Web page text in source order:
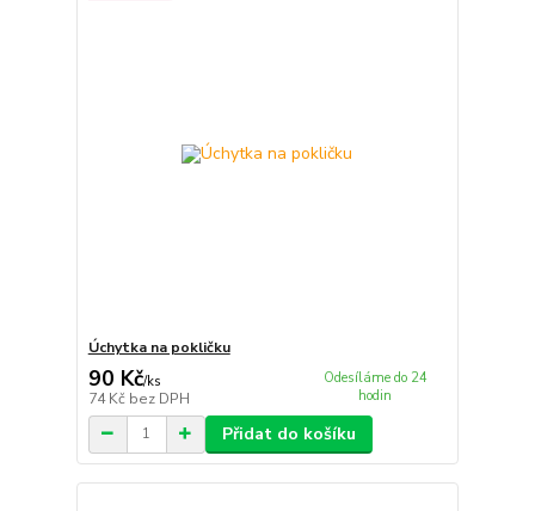
Úchytka na pokličku
90 Kč/ks
74 Kč bez DPH
Odesíláme do 24
hodin
Přidat do košíku